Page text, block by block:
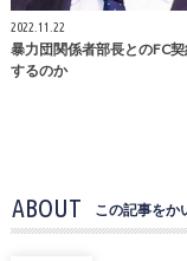
2022.11.22
暴力団関係者部長とのFC
するのか
ABOUT この記事をか